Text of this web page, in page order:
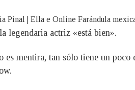
legendaria actriz «está bien».
mentira, tan sólo tiene un